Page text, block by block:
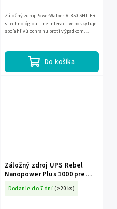
Do košíka
Záložný zdroj PowerWalker VI 850 SHL FR
s technológiou Line-Interactive poskytuje
spoľahlivú ochranu proti výpadkom
Záložný zdroj UPS Rebel
Nanopower Plus 1000 pre
Dodanie do 7 dní (>20 ks)